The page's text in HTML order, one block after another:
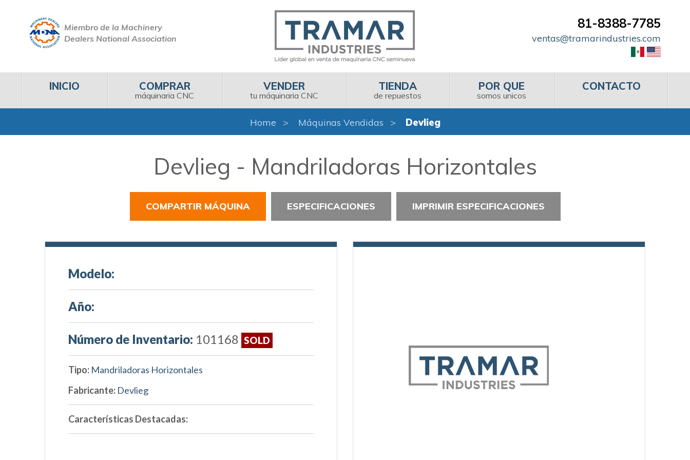
Miembro de la Machinery
Dealers National Association
81-8388-7785
ventas@tramarindustries.com
INICIO COMPRAR
máquinaria CNC
VENDER
tu máquinaria CNC
TIENDA
de repuestos
POR QUE
somos unicos
CONTACTO
Home Máquinas Vendidas Devlieg
Devlieg - Mandriladoras Horizontales
COMPARTIR MÁQUINA ESPECIFICACIONES IMPRIMIR ESPECIFICACIONES
Modelo:
Año:
Número de Inventario: 101168 SOLD
Tipo: Mandriladoras Horizontales
Fabricante: Devlieg
Características Destacadas: